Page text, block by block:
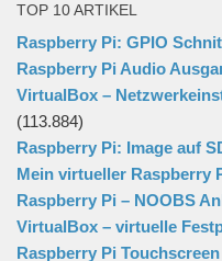
TOP 10 ARTIKEL
Raspberry Pi: GPIO
Raspberry Pi Audio
VirtualBox –
(113.884)
Raspberry Pi: Image auf
Mein virtueller Raspberry
Raspberry Pi – NOOBS
VirtualBox – virtuelle
Raspberry Pi